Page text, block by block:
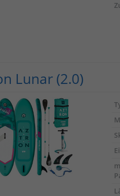
Lunar (2.0)